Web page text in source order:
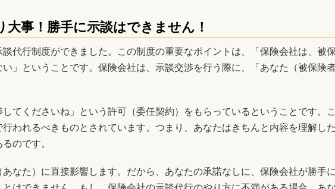
大事！勝手に示談はできません！
代行制度ができました。この制度の重要なポイントは、「保険会社は、被
」ということです。保険会社は、示談交渉を行う際に、「あなた（被保険
てくださいね」という許可（委任契約）をもらっているということです。
われるべきものとされています。つまり、あなたはきちんと内容を理解し
のです。
なた）に直接影響します。だから、あなたの承諾なしに、保険会社が勝手